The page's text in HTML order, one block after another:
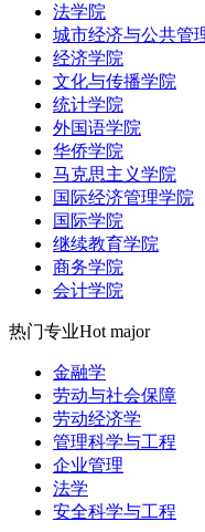
法学院
城市经济与公共管
经济学院
文化与传播学院
统计学院
外国语学院
华侨学院
马克思主义学院
国际经济管理学院
国际学院
继续教育学院
商务学院
会计学院
热门专业Hot major
金融学
劳动与社会保障
劳动经济学
管理科学与工程
企业管理
法学
安全科学与工程